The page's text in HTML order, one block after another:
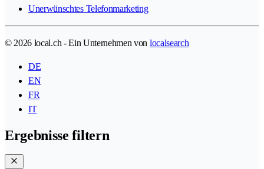
Unerwünschtes Telefonmarketing
© 2026 local.ch - Ein Unternehmen von localsearch
DE
EN
FR
IT
Ergebnisse filtern